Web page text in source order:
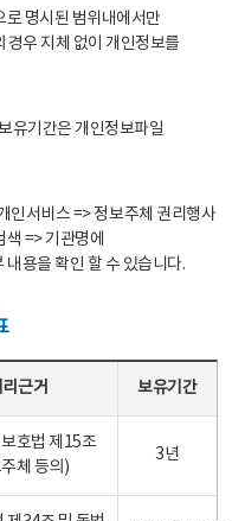
명시된 범위내에서만
경우 지체 없이 개인정보를
유기간은 개인정보파일
서비스 => 정보주체 권리행사
=> 기관명에
용을 확인 할 수 있습니다.
근거 보유기간
호법 제15조
체 등의)
3년